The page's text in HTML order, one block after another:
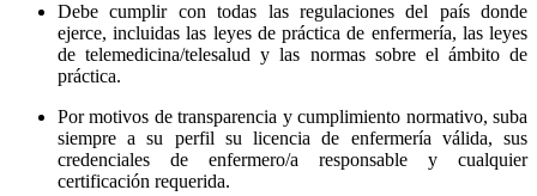
Debe cumplir con todas las regulaciones del país donde
ejerce, incluidas las leyes de práctica de enfermería, las leyes
de telemedicina/telesalud y las normas sobre el ámbito de
práctica.
Por motivos de transparencia y cumplimiento normativo, suba
siempre a su perfil su licencia de enfermería válida, sus
credenciales de enfermero/a responsable y cualquier
certificación requerida.